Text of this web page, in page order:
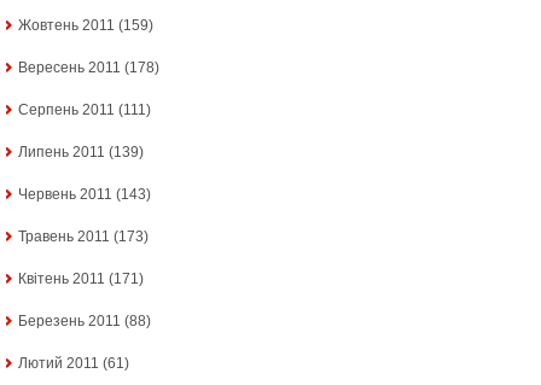
Жовтень 2011 (159)
Вересень 2011 (178)
Серпень 2011 (111)
Липень 2011 (139)
Червень 2011 (143)
Травень 2011 (173)
Квітень 2011 (171)
Березень 2011 (88)
Лютий 2011 (61)